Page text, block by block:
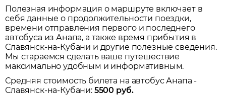
Полезная информация о маршруте включает в
себя данные о продолжительности поездки,
времени отправления первого и последнего
автобуса изАнапа, а также время прибытия в
Славянск-на-Кубани и другие полезные сведения.
Мы стараемся сделать ваше путешествие
максимально удобным и информативным.
Средняя стоимость билета на автобусАнапа -
Славянск-на-Кубани: 5500 руб.